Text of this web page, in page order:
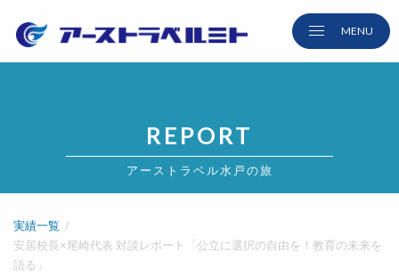
REPORT
アーストラベル水戸の旅
実績一覧
安居校長×尾崎代表 対談レポート「公立に選択の自由を！教育の未来を
語る」